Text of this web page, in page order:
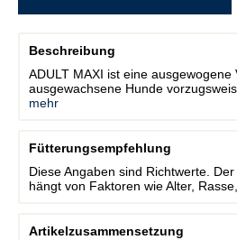
Beschreibung
ADULT MAXI ist eine ausgewogene
ausgewachsene Hunde
mehr
Fütterungsempfehlung
Diese Angaben sind Richtwerte.
hängt von Faktoren wie Alter,
Artikelzusammensetzung